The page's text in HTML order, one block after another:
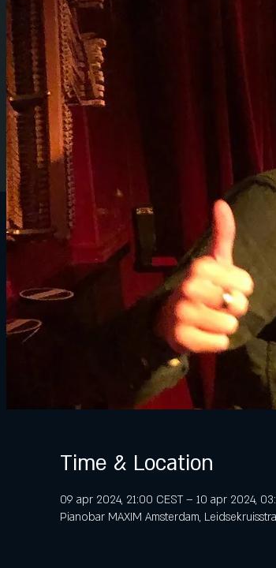
Time & Location
09 apr 2024, 21:00 CEST – 10 apr 2024,
Pianobar MAXIM Amsterdam,